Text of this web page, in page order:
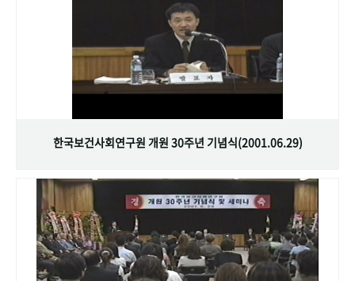
한국보건사회연구원 개원 30주년 기념식(2001.06.29)